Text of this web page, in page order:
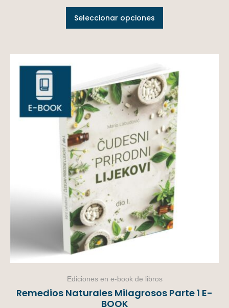
Seleccionar opciones
Ediciones en e-book de libros
Remedios Naturales Milagrosos Parte 1 E-
BOOK